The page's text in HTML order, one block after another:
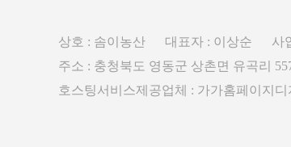
상호 : 솜이농산 대표자 : 이상순 사업
주소 : 충청북도 영동군 상촌면 유곡리
호스팅서비스제공업체 : 가가홈페이지디